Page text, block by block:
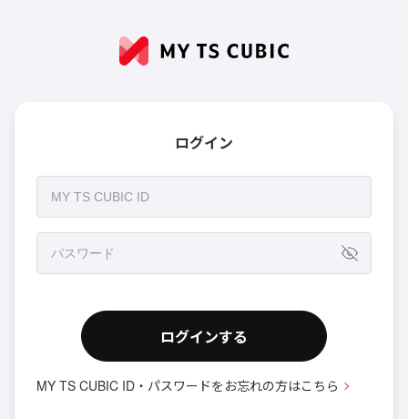
ログイン
ログインする
MY TS CUBIC ID・パスワードをお忘れの方はこちら